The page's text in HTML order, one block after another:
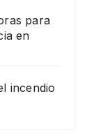
para
en
incendio